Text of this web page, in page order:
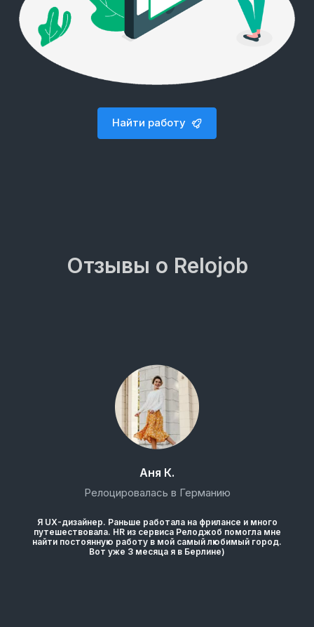
Найти работу
Отзывы о Relojob
Аня К.
Релоцировалась в Германию
Я UX-дизайнер. Раньше работала на фрилансе и много
путешествовала. HR из сервиса Релоджоб помогла мне
найти постоянную работу в мой самый любимый город.
Вот уже 3 месяца я в Берлине)